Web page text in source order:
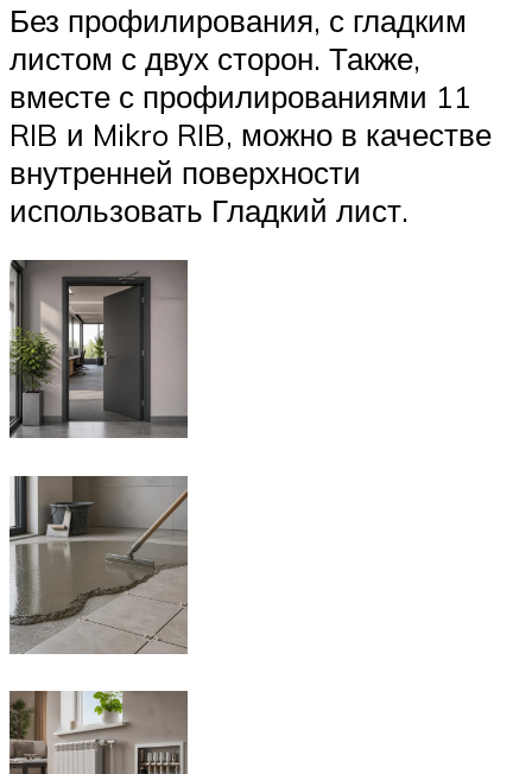
Без профилирования, с гладким
листом с двух сторон. Также,
вместе с профилированиями 11
RIB и Mikro RIB, можно в качестве
внутренней поверхности
использовать Гладкий лист.